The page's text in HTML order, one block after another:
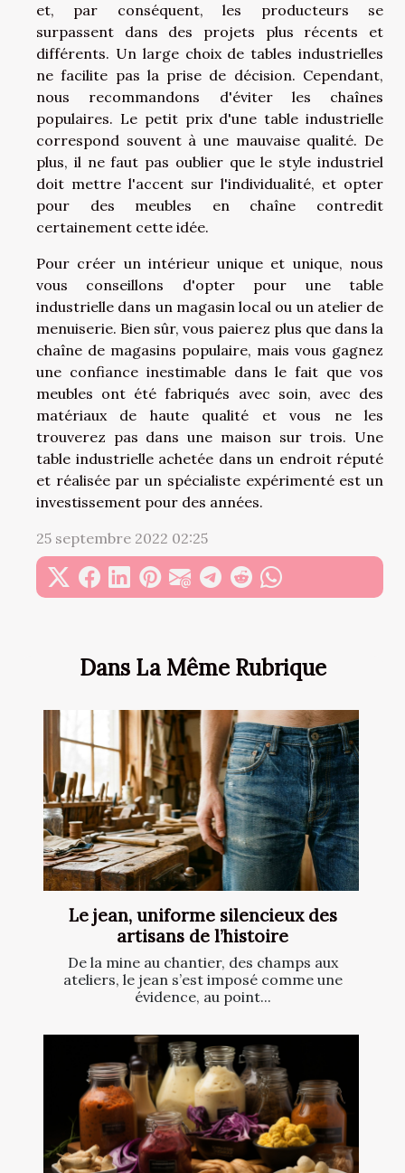
Dans La Même Rubrique
Le jean, uniforme silencieux des
artisans de l’histoire
De la mine au chantier, des champs aux
ateliers, le jean s’est imposé comme une
évidence, au point...
et, par conséquent, les producteurs se
surpassent dans des projets plus récents et
différents. Un large choix de tables industrielles
ne facilite pas la prise de décision. Cependant,
nous recommandons d'éviter les chaînes
populaires. Le petit prix d'une table industrielle
correspond souvent à une mauvaise qualité. De
plus, il ne faut pas oublier que le style industriel
doit mettre l'accent sur l'individualité, et opter
pour des meubles en chaîne contredit
certainement cette idée.
Pour créer un intérieur unique et unique, nous
vous conseillons d'opter pour une table
industrielle dans un magasin local ou un atelier de
menuiserie. Bien sûr, vous paierez plus que dans la
chaîne de magasins populaire, mais vous gagnez
une confiance inestimable dans le fait que vos
meubles ont été fabriqués avec soin, avec des
matériaux de haute qualité et vous ne les
trouverez pas dans une maison sur trois. Une
table industrielle achetée dans un endroit réputé
et réalisée par un spécialiste expérimenté est un
investissement pour des années.
25 septembre 2022 02:25